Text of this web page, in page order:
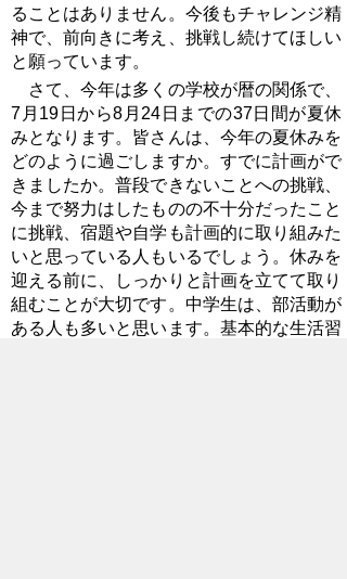
ることはありません。今後もチャレンジ精
神で、前向きに考え、挑戦し続けてほしい
と願っています。
さて、今年は多くの学校が暦の関係で、
7月19日から8月24日までの37日間が夏休
みとなります。皆さんは、今年の夏休みを
どのように過ごしますか。すでに計画がで
きましたか。普段できないことへの挑戦、
今まで努力はしたものの不十分だったこと
に挑戦、宿題や自学も計画的に取り組みた
いと思っている人もいるでしょう。休みを
迎える前に、しっかりと計画を立てて取り
組むことが大切です。中学生は、部活動が
ある人も多いと思います。基本的な生活習